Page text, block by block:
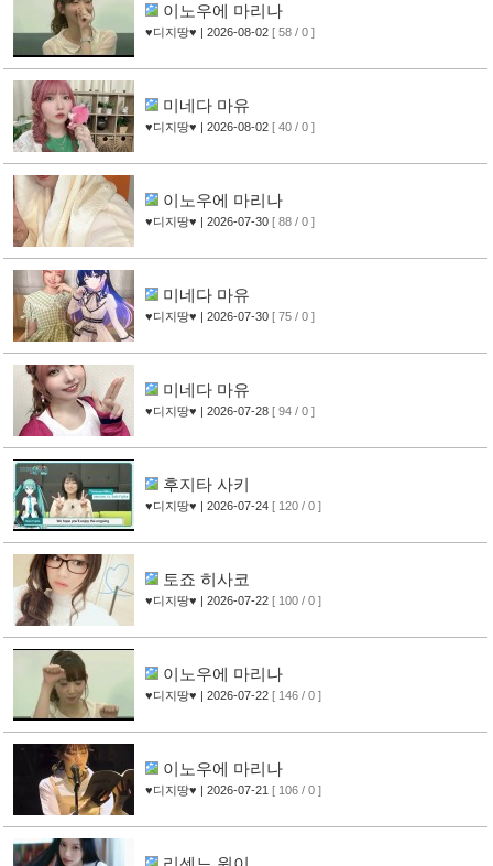
이노우에 마리나
♥디지땅♥ | 2026-08-02 [ 58 / 0 ]
미네다 마유
♥디지땅♥ | 2026-08-02 [ 40 / 0 ]
이노우에 마리나
♥디지땅♥ | 2026-07-30 [ 88 / 0 ]
미네다 마유
♥디지땅♥ | 2026-07-30 [ 75 / 0 ]
미네다 마유
♥디지땅♥ | 2026-07-28 [ 94 / 0 ]
후지타 사키
♥디지땅♥ | 2026-07-24 [ 120 / 0 ]
토죠 히사코
♥디지땅♥ | 2026-07-22 [ 100 / 0 ]
이노우에 마리나
♥디지땅♥ | 2026-07-22 [ 146 / 0 ]
이노우에 마리나
♥디지땅♥ | 2026-07-21 [ 106 / 0 ]